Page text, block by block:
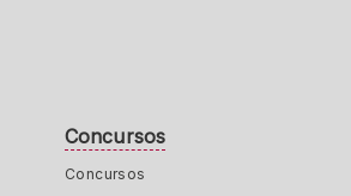
Concursos
Concursos